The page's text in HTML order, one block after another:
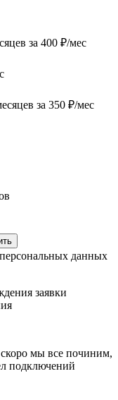
за 400 ₽/мес
за 350 ₽/мес
данных
заявки
мы все починим,
подключений